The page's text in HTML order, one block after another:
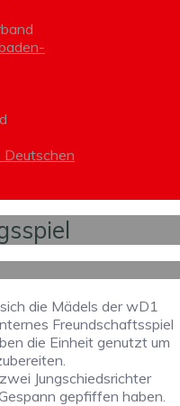
Deutschen
die Mädels der wD1
Freundschaftsspiel
die Einheit genutzt um
Jungschiedsrichter
gepfiffen haben.